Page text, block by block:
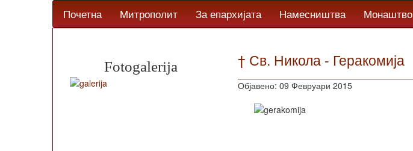
Почетна Митрополит За епархијата Намесништва Монаштво
† Св. Никола - Геракомија
Објавено: 09 Февруари 2015
Fotogalerija